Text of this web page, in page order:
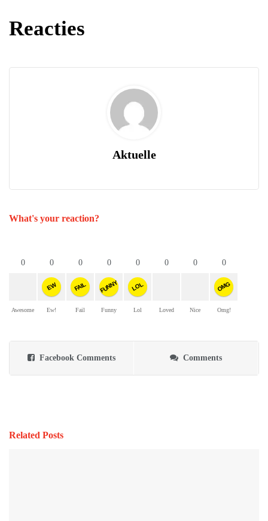
Reacties
Aktuelle
What's your reaction?
0
Awesome
0
EW
Ew!
0
FAIL
Fail
0
FUNNY
Funny
0
LOL
Lol
0
Loved
0
Nice
0
OMG
Omg!
Facebook Comments Comments
Related Posts